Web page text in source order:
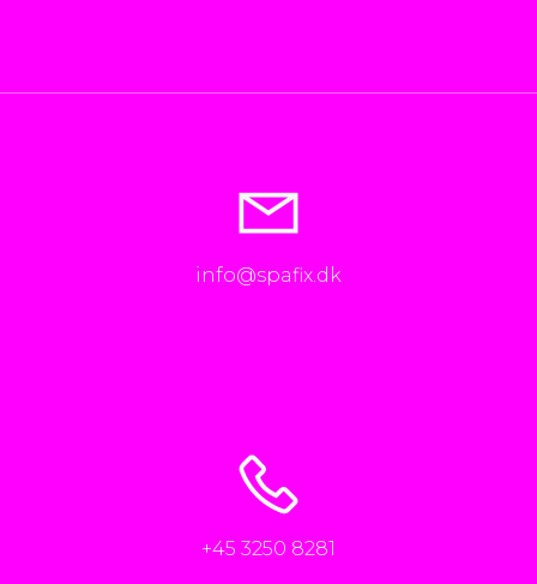
info@spafix.dk
+45 3250 8281